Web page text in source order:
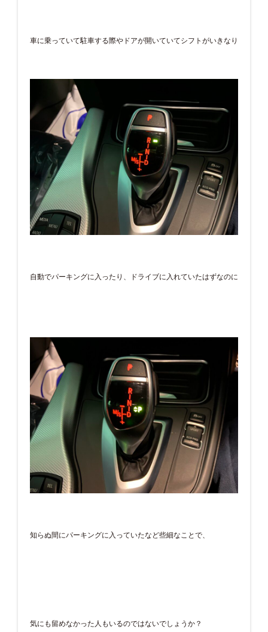
車に乗っていて駐車する際やドアが開いていてシフトがいきなり
自動でパーキングに入ったり、ドライブに入れていたはずなのに
知らぬ間にパーキングに入っていたなど些細なことで、
気にも留めなかった人もいるのではないでしょうか？